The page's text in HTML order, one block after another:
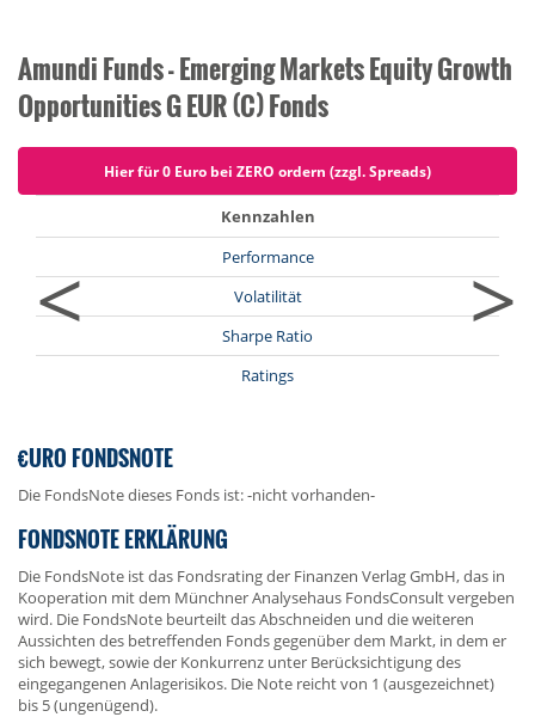
Amundi Funds - Emerging Markets Equity Growth
Opportunities G EUR (C) Fonds
Hier für 0 Euro bei ZERO ordern (zzgl. Spreads)
<
Kennzahlen
Performance
Volatilität
Sharpe Ratio
Ratings
>
€URO FONDSNOTE
Die FondsNote dieses Fonds ist: -nicht vorhanden-
FONDSNOTE ERKLÄRUNG
Die FondsNote ist das Fondsrating der Finanzen Verlag GmbH, das in
Kooperation mit dem Münchner Analysehaus FondsConsult vergeben
wird. Die FondsNote beurteilt das Abschneiden und die weiteren
Aussichten des betreffenden Fonds gegenüber dem Markt, in dem er
sich bewegt, sowie der Konkurrenz unter Berücksichtigung des
eingegangenen Anlagerisikos. Die Note reicht von 1 (ausgezeichnet)
bis 5 (ungenügend).